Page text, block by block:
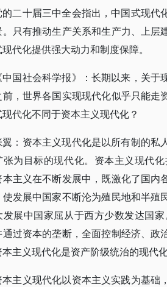
的二十届三中全会指出，中国式现
。只有推动生产关系和生产力、上
代化提供强大动力和制度保障。
中国社会科学报》：长期以来，关
前，世界各国实现现代化似乎只能
代化不同于资本主义现代化？
翼：资本主义现代化是以所有制的私
张为目标的现代化。资本主义现代
本主义在不断发展中，既激化了国
发展中国家不断沦为殖民地和半
发展中国家屈从于西方少数发达国
过资本的垄断，全面控制经济、
主义现代化是资产阶级统治的现代化
本主义现代化以资本主义实践为基